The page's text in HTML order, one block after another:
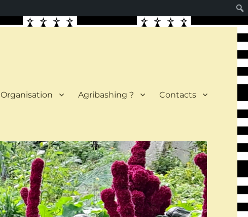
Organisation Agribashing ? Contacts